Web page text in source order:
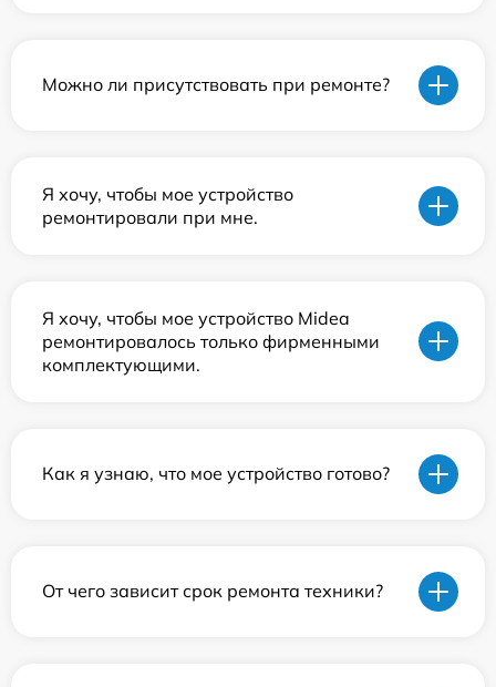
Можно ли присутствовать при ремонте?
Я хочу, чтобы мое устройство
ремонтировали при мне.
Я хочу, чтобы мое устройство Midea
ремонтировалось только фирменными
комплектующими.
Как я узнаю, что мое устройство готово?
От чего зависит срок ремонта техники?